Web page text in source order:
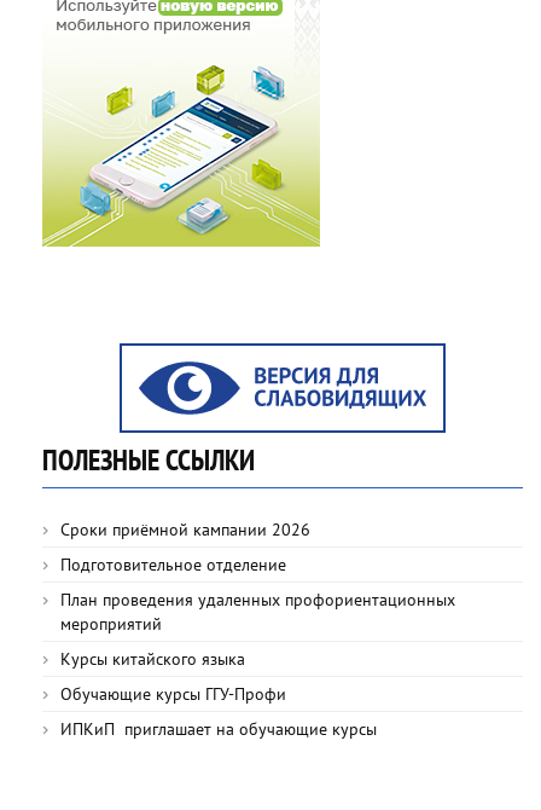
ПОЛЕЗНЫЕ ССЫЛКИ
Сроки приёмной кампании 2026
Подготовительное отделение
План проведения удаленных профориентационных
мероприятий
Курсы китайского языка
Обучающие курсы ГГУ-Профи
ИПКиП приглашает на обучающие курсы